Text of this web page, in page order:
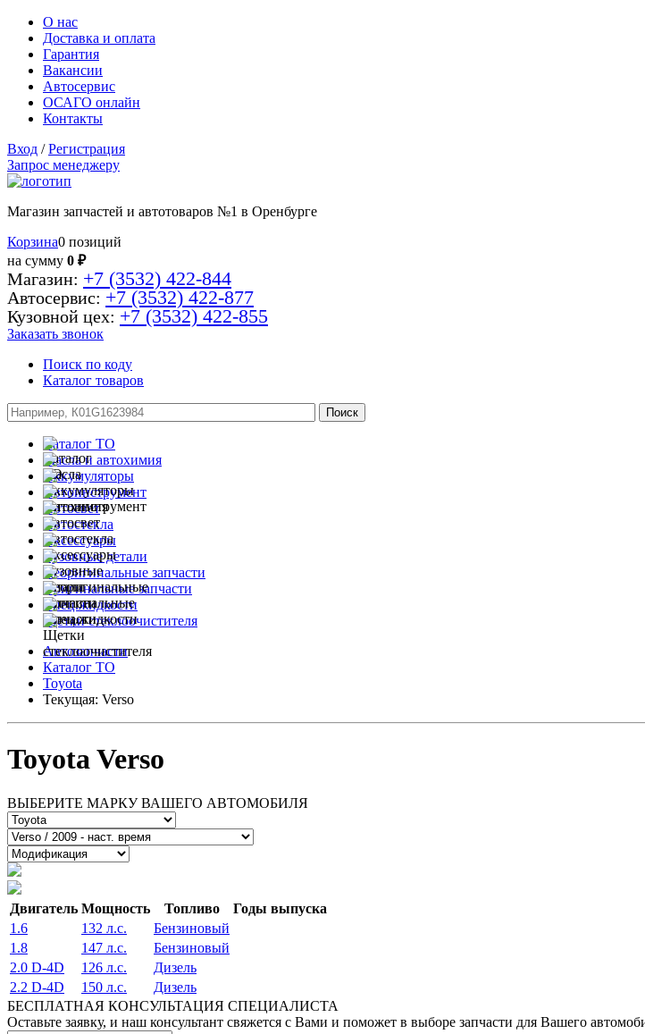
О нас
Доставка и оплата
Гарантия
Вакансии
Автосервис
ОСАГО онлайн
Контакты
Вход / Регистрация
Запрос менеджеру
Магазин запчастей и автотоваров №1 в Оренбурге
Корзина0 позиций
на сумму 0 ₽
Магазин: +7 (3532) 422-844
Автосервис: +7 (3532) 422-877
Кузовной цех: +7 (3532) 422-855
Заказать звонок
Поиск по коду
Каталог товаров
Каталог ТО
Масла и автохимия
Аккумуляторы
Автоинструмент
Автосвет
Автостекла
Аксессуары
Кузовные детали
Неоригинальные запчасти
Оригинальные запчасти
Спец.жидкости
Щетки стеклоочистителя
Автозапчасти
Каталог ТО
Toyota
Текущая: Verso
Toyota Verso
ВЫБЕРИТЕ МАРКУ ВАШЕГО АВТОМОБИЛЯ
Двигатель Мощность Топливо
Годы выпуска
1.6
132 л.с.
Бензиновый
1.8
147 л.с.
Бензиновый
2.0 D-4D
126 л.с.
Дизель
2.2 D-4D
150 л.с.
Дизель
БЕСПЛАТНАЯ КОНСУЛЬТАЦИЯ СПЕЦИАЛИСТА
Оставьте заявку, и наш консультант свяжется с Вами и поможет в выборе запчасти для Вашего